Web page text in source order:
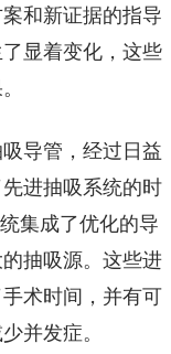
和新证据的指导
显着变化，这些
导管，经过日益
进抽吸系统的时
集成了优化的导
抽吸源。这些进
术时间，并有可
并发症。